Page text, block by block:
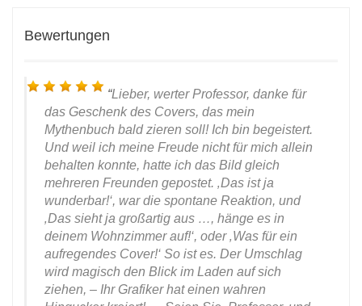
Bewertungen
Lieber, werter Professor, danke für
das Geschenk des Covers, das mein
Mythenbuch bald zieren soll! Ich bin begeistert.
Und weil ich meine Freude nicht für mich allein
behalten konnte, hatte ich das Bild gleich
mehreren Freunden gepostet. ‚Das ist ja
wunderbar!‘, war die spontane Reaktion, und
‚Das sieht ja großartig aus …, hänge es in
deinem Wohnzimmer auf!‘, oder ‚Was für ein
aufregendes Cover!‘ So ist es. Der Umschlag
wird magisch den Blick im Laden auf sich
ziehen, – Ihr Grafiker hat einen wahren